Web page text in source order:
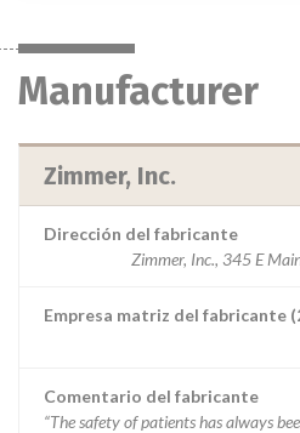
Manufacturer
Zimmer, Inc.
Dirección del fabricante
Zimmer, Inc., 345 E
Empresa matriz del fabricante
Comentario del fabricante
“The safety of patients has always